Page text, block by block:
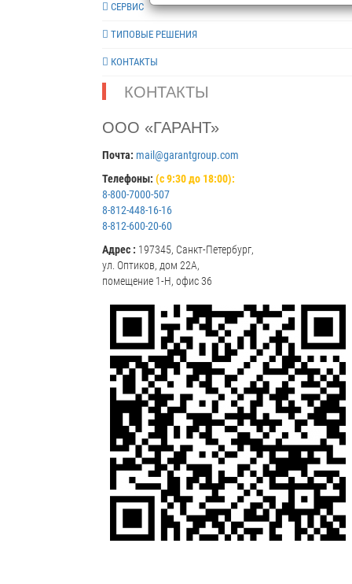
СЕРВИС
ТИПОВЫЕ РЕШЕНИЯ
КОНТАКТЫ
КОНТАКТЫ
ООО «ГАРАНТ»
Почта: mail@garantgroup.com
Телефоны: (с 9:30 до 18:00):
8-800-7000-507
8-812-448-16-16
8-812-600-20-60
Адрес : 197345, Санкт-Петербург,
ул. Оптиков, дом 22А,
помещение 1-Н, офис 36